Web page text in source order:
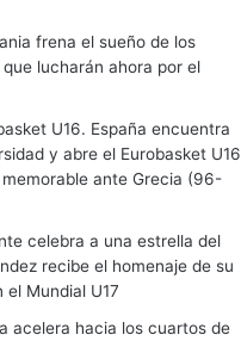
frena el sueño de los
lucharán ahora por el
U16. España encuentra
y abre el Eurobasket U16
ante Grecia (96-
celebra a una estrella del
recibe el homenaje de su
Mundial U17
acelera hacia los cuartos de